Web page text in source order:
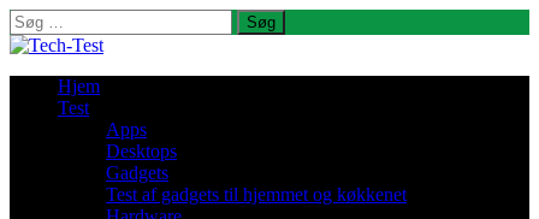
Søg
efter:
Hjem
Test
Apps
Desktops
Gadgets
Test af gadgets til hjemmet og køkkenet